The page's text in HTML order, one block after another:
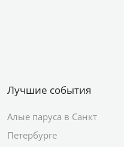
Лучшие события
Алые паруса в Санкт
Петербурге